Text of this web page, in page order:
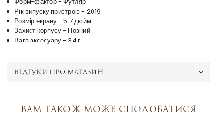
Рік випуску пристрою - 2019
Розмір екрану - 5.7 дюйм
Захист корпусу - Повний
Вага аксесуару - 34 г
ВІДГУКИ ПРО МАГАЗИН
Вам також може сподобатися